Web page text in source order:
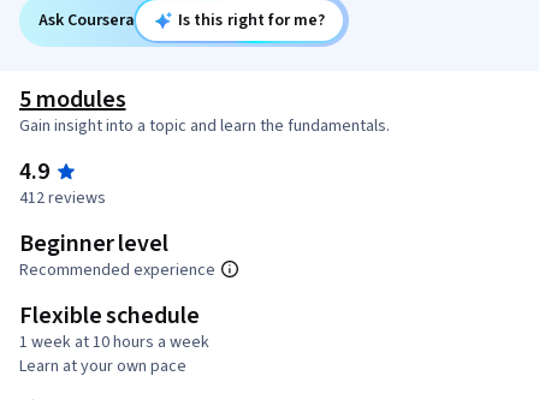
Ask Coursera Is this right for me?
5 modules
Gain insight into a topic and learn the fundamentals.
4.9
412 reviews
Beginner level
Recommended experience
Flexible schedule
1 week at 10 hours a week
Learn at your own pace